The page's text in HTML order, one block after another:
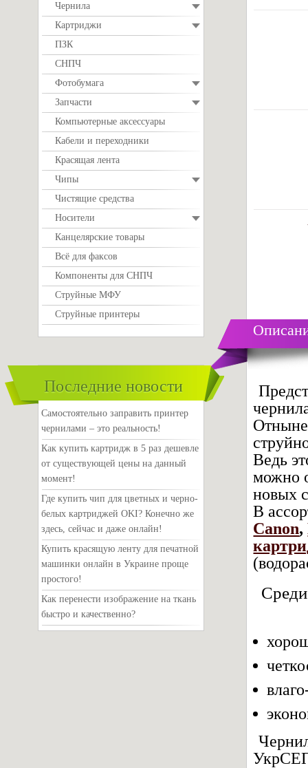
Ведь
можно
новых
В
Canon,
Чернила
Картриджи
ПЗК
СНПЧ
Фотобумага
Запчасти
Компьютерные аксессуары
Кабели и переходники
Красящая лента
Чипы
Чистящие средства
Носители
Канцелярские товары
Всё для факсов
Компоненты для СНПЧ
Струйные МФУ
Струйные принтеры
Последние новости
Самостоятельно заправить принтер
чернилами – это реальность!
Как купить картридж в 5 раз дешевле
от существующей цены на данный
момент!
Где купить чип для цветных и черно-
белых картриджей OKI? Конечно же
здесь, сейчас и даже онлайн!
Купить красящую ленту для печатной
машинки онлайн в Украине проще
простого!
Как перенести изображение на ткань
быстро и качественно?